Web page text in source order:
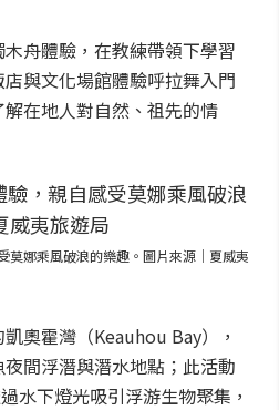
舟體驗，在教練帶領下學習
與文化場館體驗呼拉舞入門
在地人對自然、祖先的情
莫娜乘風破浪的樂趣。圖片來源｜夏威夷
奧霍灣（Keauhou Bay），
間浮潛與潛水地點；此活動
水下燈光吸引浮游生物聚集，